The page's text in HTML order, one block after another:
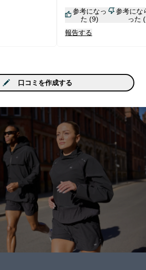
になりませんが、どんど
はしていくようなので冷
保管しても良いかもしれ
参考になっ
た (9)
参考にな
った
報告する
口コミを作成する